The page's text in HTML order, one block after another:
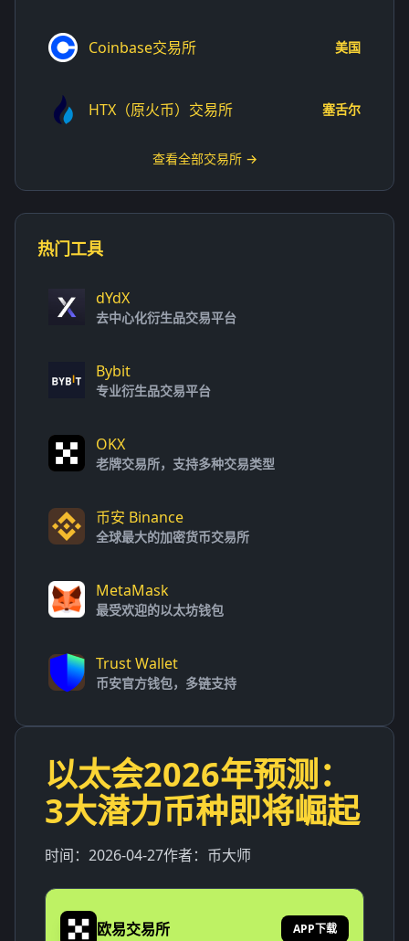
以太会2026年预测：
3大潜力币种即将崛起
时间： 2026-04-27作者： 币大师
欧易交易所 APP下载
Coinbase交易所 美国
HTX（原火币）交易所 塞舌尔
查看全部交易所 →
热门工具
dYdX
去中心化衍生品交易平台
Bybit
专业衍生品交易平台
OKX
老牌交易所，支持多种交易类型
币安 Binance
全球最大的加密货币交易所
MetaMask
最受欢迎的以太坊钱包
Trust Wallet
币安官方钱包，多链支持